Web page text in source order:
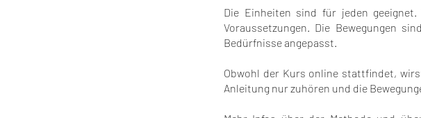
Die Einheiten sind für jeden
Voraussetzungen. Die Bewegungen
Bedürfnisse angepasst.
Obwohl der Kurs online stattfindet,
Anleitung nur zuhören und die